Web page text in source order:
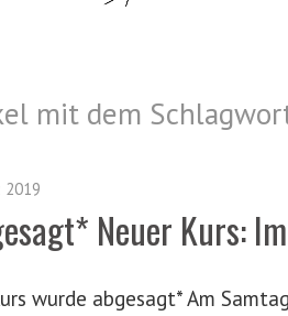
mit dem Schlagwort
2019
Neuer Kurs:
wurde abgesagt* Am